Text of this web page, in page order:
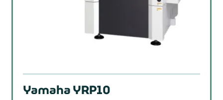
Yamaha YRP10